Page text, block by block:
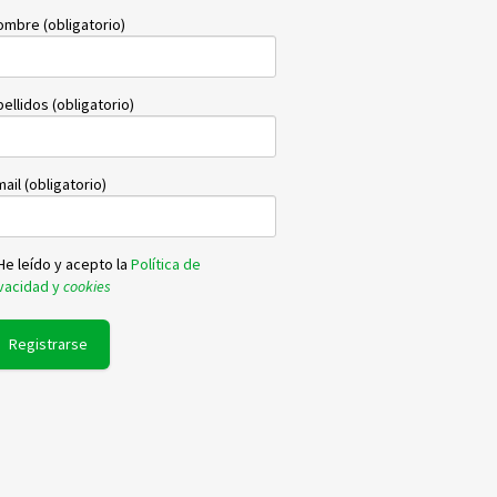
(obligatorio)
(obligatorio)
(obligatorio)
leído y acepto laPolítica de
ycookies